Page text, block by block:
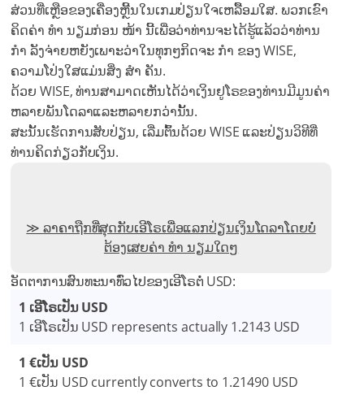
ສ່ວນທີ່ເຫຼືອຂອງເຄື່ອງຫຼີ້ນໃນເກມປ່ຽນໃຈເຫລື້ອມໃສ. ພວກເຂົາ
ຄິດຄ່າ ທຳ ນຽມກ່ອນ ໜ້າ ນີ້ເພື່ອວ່າທ່ານຈະໄດ້ຮູ້ແລ້ວວ່າທ່ານ
ກຳ ລັງຈ່າຍຫຍັງເພາະວ່າໃນທຸກໆກິດຈະ ກຳ ຂອງ WISE,
ຄວາມໂປ່ງໃສແມ່ນສິ່ງ ສຳ ຄັນ.
ດ້ວຍ WISE, ທ່ານສາມາດເຫັນໄດ້ວ່າເງິນຢູໂຣຂອງທ່ານມີມູນຄ່າ
ຫລາຍພັນໂດລາແລະຫລາຍກວ່ານັ້ນ.
ສະນັ້ນເຮັດການສັບປ່ຽນ, ເລີ່ມຕົ້ນດ້ວຍ WISE ແລະປ່ຽນວິທີທີ່
ທ່ານຄິດກ່ຽວກັບເງິນ.
ລາຄາຖືກທີ່ສຸດກັບເອີໂຣເພື່ອແລກປ່ຽນເງິນໂດລາໂດຍບໍ່
ຕ້ອງເສຍຄ່າ ທຳ ນຽມໃດໆ
ອັດຕາການສົນທະນາທົ່ວໄປຂອງເອີໂຣຕໍ່ USD:
1 ເອີໂຣເປັນ USD
1 ເອີໂຣເປັນ USD represents actually 1.2143 USD
1 €ເປັນ USD
1 €ເປັນ USD currently converts to 1.21490 USD